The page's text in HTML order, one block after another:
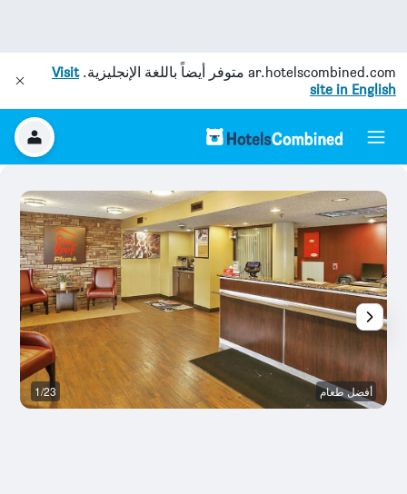
ar.hotelscombined.com متوفر أيضاً باللغة الإنجليزية.Visit
site in English
أفضل طعام 1/23